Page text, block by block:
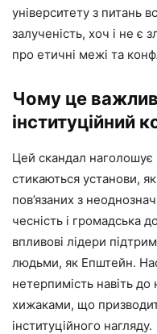
університету з питань
залученість, хоч і не є
про етичні межі та
Чому це
інституційний
Цей скандал
стикаються установи,
пов’язаних з
чесність і громадська
впливові лідери
людьми, як Епштейн.
нетерпимість навіть до
хижаками, що
інституційного нагляду.